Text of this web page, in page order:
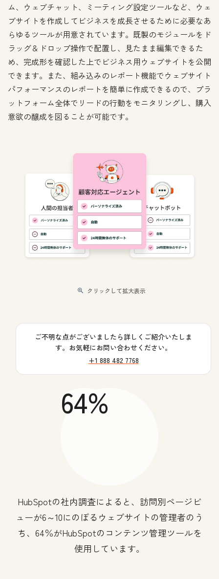
ム、ウェブチャット、ミーティング設定ツールなど、ウェ
ブサイトを作成してビジネスを成長させるために必要なあ
らゆるツールが用意されています。既製のモジュールをド
ラッグ＆ドロップ操作で配置し、見たまま編集できるた
め、完成形を確認した上でビジネス用ウェブサイトを公開
できます。また、組み込みのレポート機能でウェブサイト
パフォーマンスのレポートを簡単に作成できるので、プラ
ットフォーム全体でリードの行動をモニタリングし、購入
意欲の醸成を図ることが可能です。
クリックして拡大表示
ご不明な点がございましたら詳しくご紹介いたしま
す。お気軽にお問い合わせください。
+1 888 482 7768
64%
HubSpotの社内調査によると、訪問別ページビ
ューが6～10にのぼるウェブサイトの管理者のう
ち、64％がHubSpotのコンテンツ管理ツールを
使用しています。